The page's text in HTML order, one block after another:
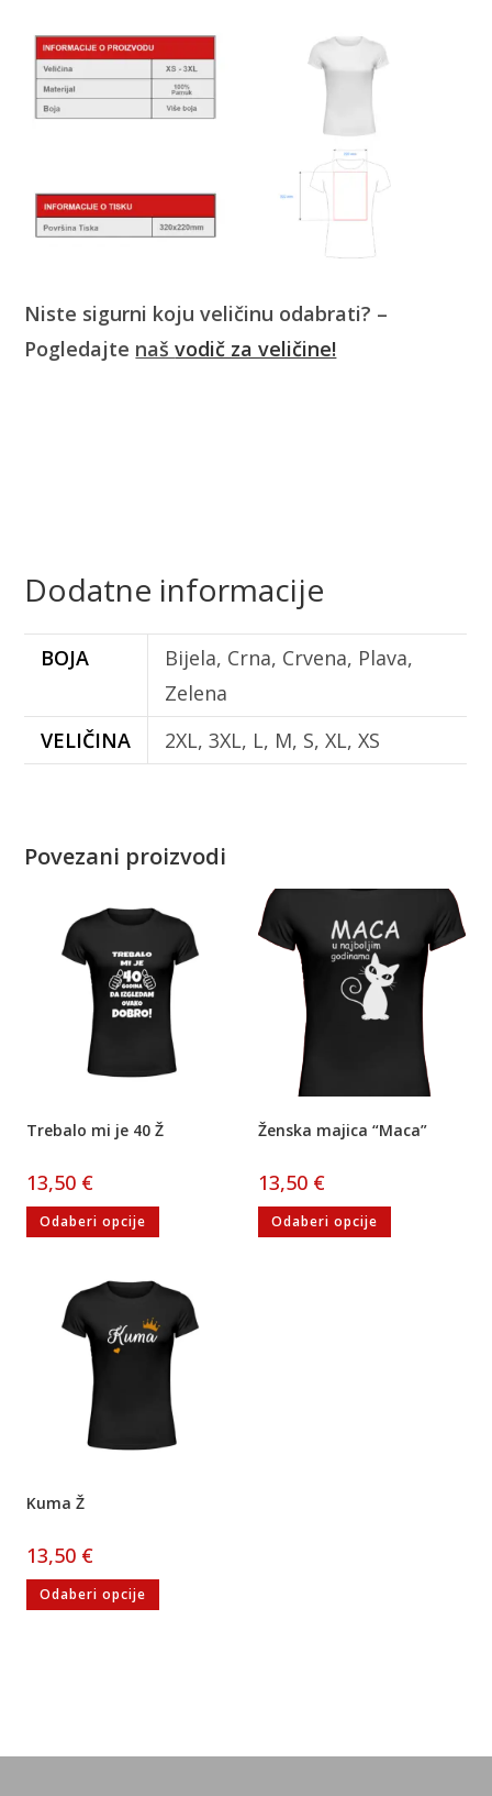
Niste sigurni koju veličinu odabrati? –
Pogledajte našvodič za veličine!
Dodatne informacije
BOJA
Bijela, Crna, Crvena, Plava,
Zelena
VELIČINA
2XL, 3XL, L, M, S, XL, XS
Povezani proizvodi
Trebalo mi je 40 Ž
13,50 €
Odaberi opcije
Ženska majica “Maca”
13,50 €
Odaberi opcije
Kuma Ž
13,50 €
Odaberi opcije